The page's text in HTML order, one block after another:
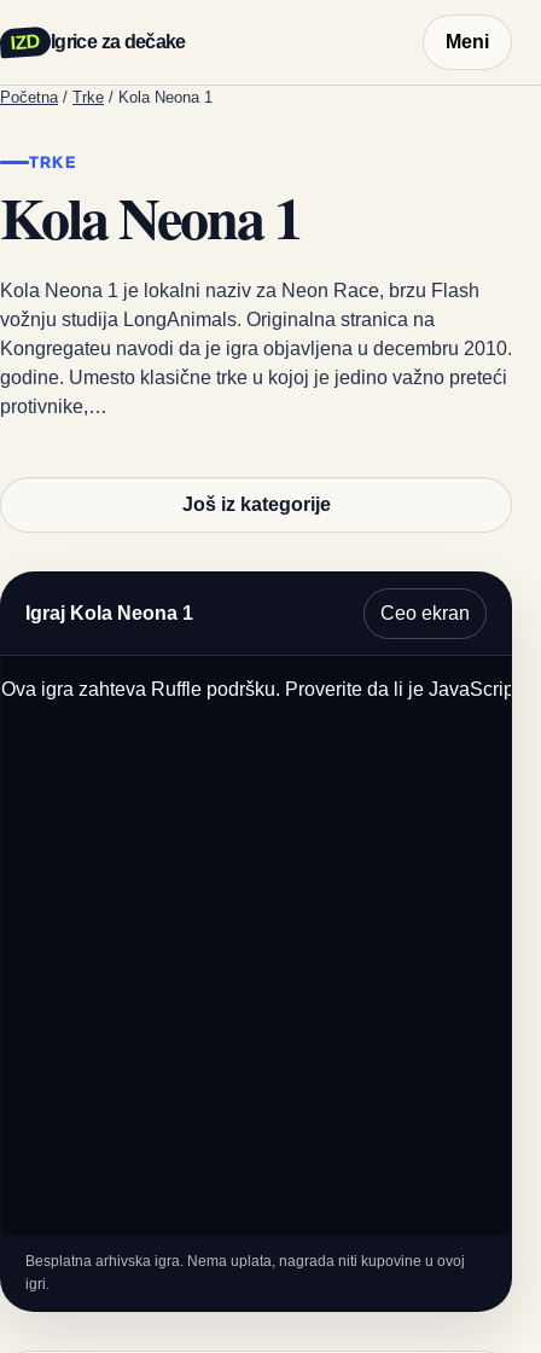
IZD Igrice za dečake Meni
Početna / Trke / Kola Neona 1
TRKE
Kola Neona 1
Kola Neona 1 je lokalni naziv za Neon Race, brzu Flash
vožnju studija LongAnimals. Originalna stranica na
Kongregateu navodi da je igra objavljena u decembru 2010.
godine. Umesto klasične trke u kojoj je jedino važno preteći
protivnike,…
Još iz kategorije
Igraj Kola Neona 1 Ceo ekran
Ova igra zahteva Ruffle podršku. Proverite da li je JavaScript
Besplatna arhivska igra. Nema uplata, nagrada niti kupovine u ovoj
igri.